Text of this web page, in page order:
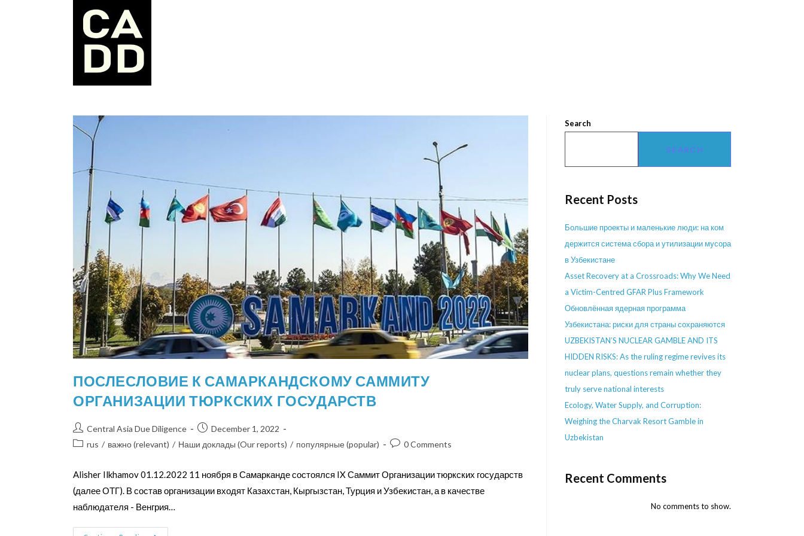
ПОСЛЕСЛОВИЕ К САМАРКАНДСКОМУ САММИТУ
ОРГАНИЗАЦИИ ТЮРКСКИХ ГОСУДАРСТВ
Central Asia Due Diligence
December 1, 2022
rus / важно (relevant) / Наши доклады (Our reports) / популярные (popular) 0 Comments
Alisher Ilkhamov 01.12.2022 11 ноября в Самарканде состоялся IX Саммит Организации тюркских государств
(далее ОТГ). В состав организации входят Казахстан, Кыргызстан, Турция и Узбекистан, а в качестве
наблюдателя - Венгрия…
Search
SEARCH
Recent Posts
Большие проекты и маленькие люди: на ком
держится система сбора и утилизации мусора
в Узбекистане
Asset Recovery at a Crossroads: Why We Need
a Victim-Centred GFAR Plus Framework
Обновлённая ядерная программа
Узбекистана: риски для страны сохраняются
UZBEKISTAN’S NUCLEAR GAMBLE AND ITS
HIDDEN RISKS: As the ruling regime revives its
nuclear plans, questions remain whether they
truly serve national interests
Ecology, Water Supply, and Corruption:
Weighing the Charvak Resort Gamble in
Uzbekistan
Recent Comments
No comments to show.